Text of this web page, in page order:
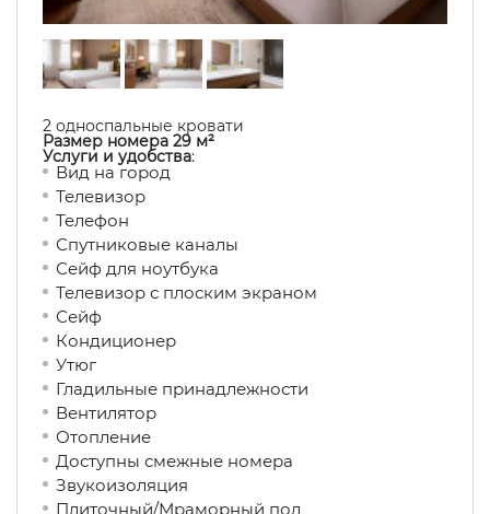
2 односпальные кровати
Размер номера 29 м²
Услуги и удобства:
Вид на город
Телевизор
Телефон
Спутниковые каналы
Сейф для ноутбука
Телевизор с плоским экраном
Сейф
Кондиционер
Утюг
Гладильные принадлежности
Вентилятор
Отопление
Доступны смежные номера
Звукоизоляция
Плиточный/Мраморный пол